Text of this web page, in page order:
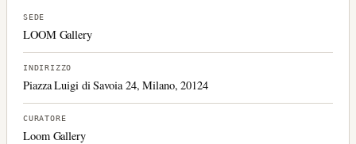
SEDE
LOOM Gallery
INDIRIZZO
Piazza Luigi di Savoia 24, Milano, 20124
CURATORE
Loom Gallery